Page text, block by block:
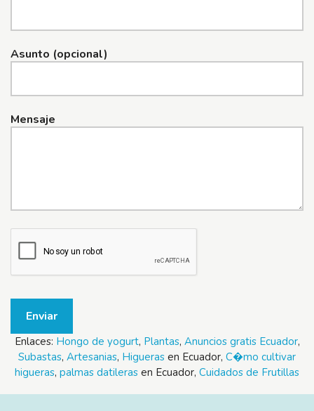
Asunto (opcional)
Mensaje
Enviar
Enlaces: Hongo de yogurt, Plantas, Anuncios gratis Ecuador,
Subastas, Artesanias, Higueras en Ecuador, C�mo cultivar
higueras, palmas datileras en Ecuador, Cuidados de Frutillas